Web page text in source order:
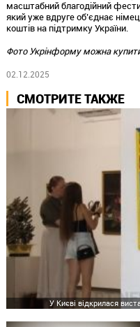
масштабний благодійний
який уже вдруге об’єднає
коштів на підтримку України.
Фото Укрінформу можна
02.12.2025
СМОТРИТЕ ТАКЖЕ
У Києві відкрилася